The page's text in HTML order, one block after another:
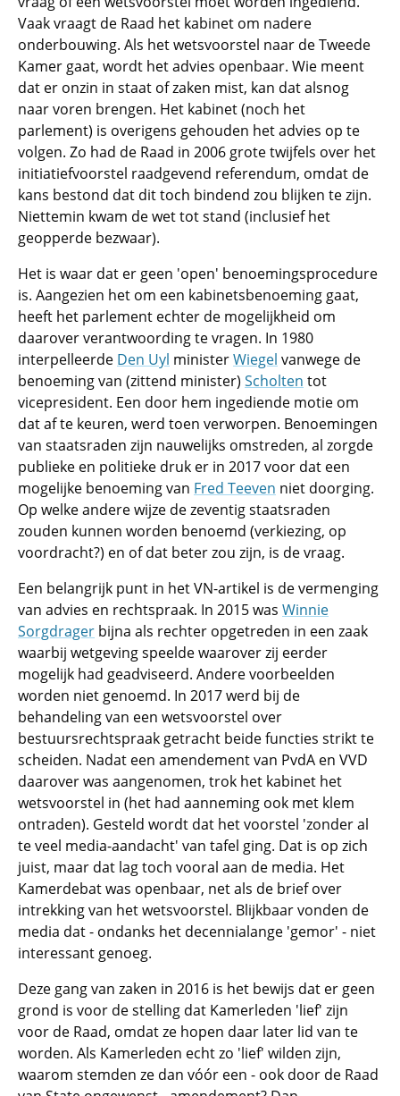
Vaak vraagt de Raad het kabinet om nadere
onderbouwing. Als het wetsvoorstel naar de Tweede
Kamer gaat, wordt het advies openbaar. Wie meent
dat er onzin in staat of zaken mist, kan dat alsnog
naar voren brengen. Het kabinet (noch het
parlement) is overigens gehouden het advies op te
volgen. Zo had de Raad in 2006 grote twijfels over het
initiatiefvoorstel raadgevend referendum, omdat de
kans bestond dat dit toch bindend zou blijken te zijn.
Niettemin kwam de wet tot stand (inclusief het
geopperde bezwaar).
Het is waar dat er geen 'open' benoemingsprocedure
is. Aangezien het om een kabinetsbenoeming gaat,
heeft het parlement echter de mogelijkheid om
daarover verantwoording te vragen. In 1980
interpelleerde Den Uyl ministerWiegel vanwege de
benoeming van (zittend minister) Scholten tot
vicepresident. Een door hem ingediende motie om
dat af te keuren, werd toen verworpen. Benoemingen
van staatsraden zijn nauwelijks omstreden, al zorgde
publieke en politieke druk er in 2017 voor dat een
mogelijke benoeming van Fred Teeven niet doorging.
Op welke andere wijze de zeventig staatsraden
zouden kunnen worden benoemd (verkiezing, op
voordracht?) en of dat beter zou zijn, is de vraag.
Een belangrijk punt in het VN-artikel is de vermenging
van advies en rechtspraak. In 2015 was Winnie
Sorgdrager bijna als rechter opgetreden in een zaak
waarbij wetgeving speelde waarover zij eerder
mogelijk had geadviseerd. Andere voorbeelden
worden niet genoemd. In 2017 werd bij de
behandeling van een wetsvoorstel over
bestuursrechtspraak getracht beide functies strikt te
scheiden. Nadat een amendement van PvdA en VVD
daarover was aangenomen, trok het kabinet het
wetsvoorstel in (het had aanneming ook met klem
ontraden). Gesteld wordt dat het voorstel 'zonder al
te veel media-aandacht' van tafel ging. Dat is op zich
juist, maar dat lag toch vooral aan de media. Het
Kamerdebat was openbaar, net als de brief over
intrekking van het wetsvoorstel. Blijkbaar vonden de
media dat - ondanks het decennialange 'gemor' - niet
interessant genoeg.
Deze gang van zaken in 2016 is het bewijs dat er geen
grond is voor de stelling dat Kamerleden 'lief' zijn
voor de Raad, omdat ze hopen daar later lid van te
worden. Als Kamerleden echt zo 'lief' wilden zijn,
waarom stemden ze dan vóór een - ook door de Raad